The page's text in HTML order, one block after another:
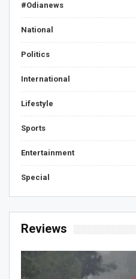
#Odianews
National
Politics
International
Lifestyle
Sports
Entertainment
Special
Reviews